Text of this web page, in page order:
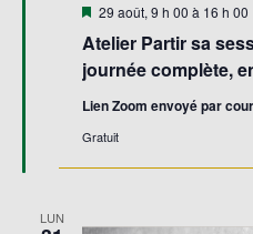
Atelier Partir sa
journée complète,
Mis
avant
29 août, 9 h 00 à 16 h 00
Lien Zoom envoyé par
Gratuit
LUN